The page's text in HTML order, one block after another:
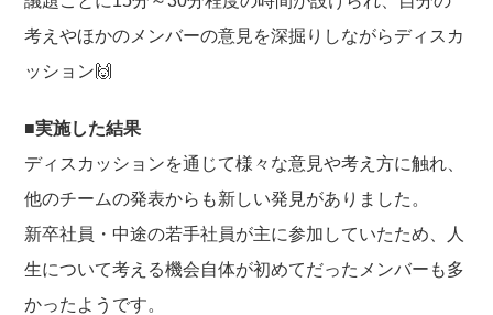
考えやほかのメンバーの意見を深掘りしながらディスカ
ッション🙌
■実施した結果
ディスカッションを通じて様々な意見や考え方に触れ、
他のチームの発表からも新しい発見がありました。
新卒社員・中途の若手社員が主に参加していたため、人
生について考える機会自体が初めてだったメンバーも多
かったようです。